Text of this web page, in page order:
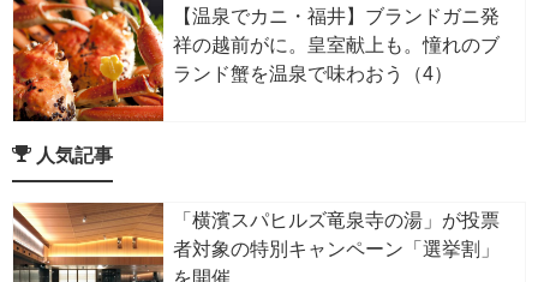
【温泉でカニ・福井】ブランドガニ発
祥の越前がに。皇室献上も。憧れのブ
ランド蟹を温泉で味わおう（4）
人気記事
「横濱スパヒルズ竜泉寺の湯」が投票
者対象の特別キャンペーン「選挙割」
を開催